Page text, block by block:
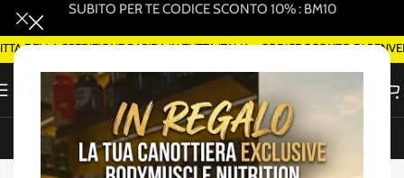
SUBITO PER TE CODICE SCONTO 10% : BM10
SPEDIZIONE RAPIDA IN TUTTA ITALIA - CODICE SCONTO DI
ORDINA SMART DELIVERY SU WHATSAPP (ROMA)
Home/ Salute e benessere